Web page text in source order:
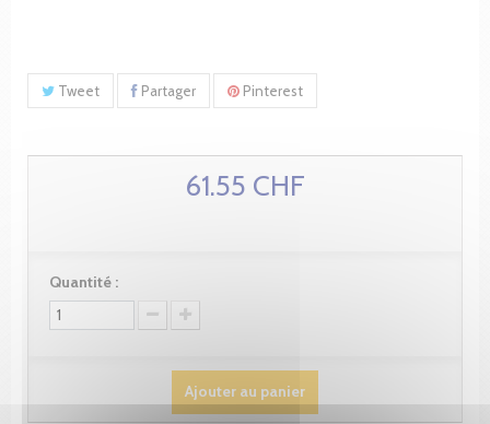
Tweet Partager Pinterest
61.55 CHF
Quantité :
Ajouter au panier